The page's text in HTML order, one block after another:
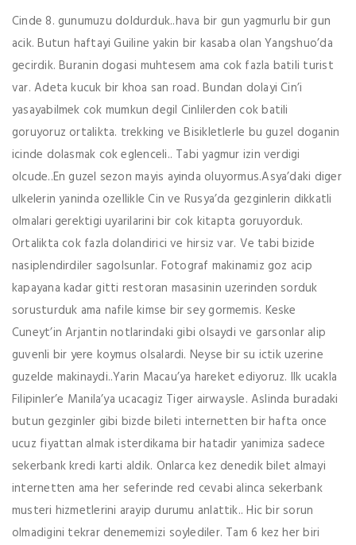
Cinde 8. gunumuzu doldurduk..hava bir gun yagmurlu bir gun
acik. Butun haftayi Guiline yakin bir kasaba olan Yangshuo’da
gecirdik. Buranin dogasi muhtesem ama cok fazla batili turist
var. Adeta kucuk bir khoa san road. Bundan dolayi Cin’i
yasayabilmek cok mumkun degil Cinlilerden cok batili
goruyoruz ortalikta. trekking ve Bisikletlerle bu guzel doganin
icinde dolasmak cok eglenceli.. Tabi yagmur izin verdigi
olcude..En guzel sezon mayis ayinda oluyormus.Asya’daki diger
ulkelerin yaninda ozellikle Cin ve Rusya’da gezginlerin dikkatli
olmalari gerektigi uyarilarini bir cok kitapta goruyorduk.
Ortalikta cok fazla dolandirici ve hirsiz var. Ve tabi bizide
nasiplendirdiler sagolsunlar. Fotograf makinamiz goz acip
kapayana kadar gitti restoran masasinin uzerinden sorduk
sorusturduk ama nafile kimse bir sey gormemis. Keske
Cuneyt’in Arjantin notlarindaki gibi olsaydi ve garsonlar alip
guvenli bir yere koymus olsalardi. Neyse bir su ictik uzerine
guzelde makinaydi..Yarin Macau’ya hareket ediyoruz. Ilk ucakla
Filipinler’e Manila’ya ucacagiz Tiger airwaysle. Aslinda buradaki
butun gezginler gibi bizde bileti internetten bir hafta once
ucuz fiyattan almak isterdikama bir hatadir yanimiza sadece
sekerbank kredi karti aldik. Onlarca kez denedik bilet almayi
internetten ama her seferinde red cevabi alinca sekerbank
musteri hizmetlerini arayip durumu anlattik.. Hic bir sorun
olmadigini tekrar denememizi soylediler. Tam 6 kez her biri